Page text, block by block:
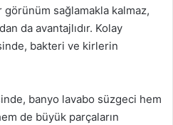
sağlamakla kalmaz,
da avantajlıdır. Kolay
bakteri ve kirlerin
banyo lavabo süzgeci hem
de büyük parçaların